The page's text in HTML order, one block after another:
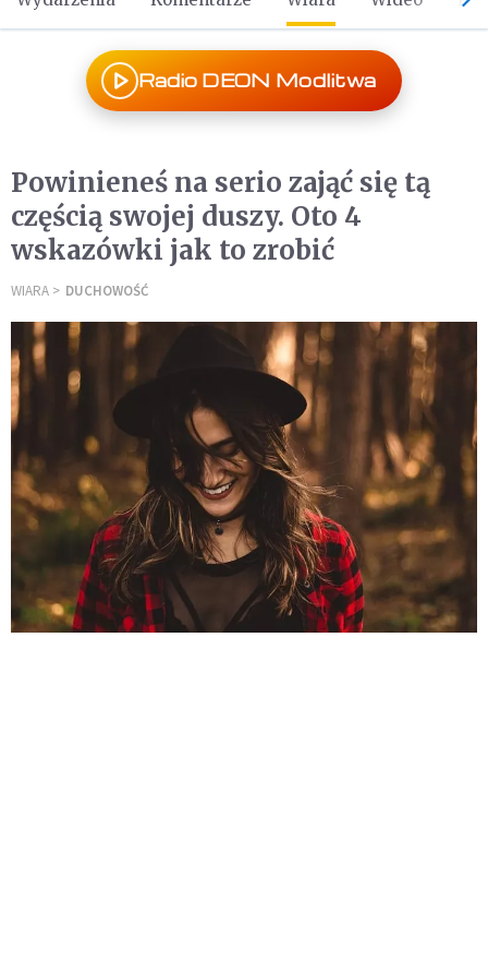
Radio DEON Modlitwa
Powinieneś na serio zająć się tą
częścią swojej duszy. Oto 4
wskazówki jak to zrobić
WIARA DUCHOWOŚĆ